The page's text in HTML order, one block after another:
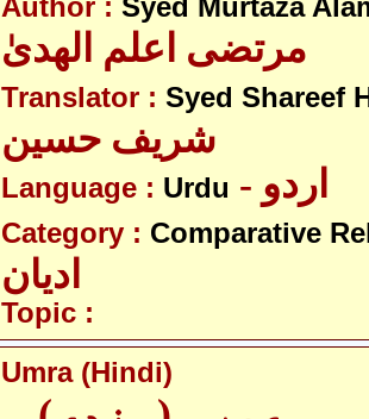
Author : Syed Murtaza
مرتضی اعلم الھدیٰ
Translator : Syed Shareef
شریف حسین
Language : Urdu - اردو
Category : Comparative
ادیان
Topic :
Umra (Hindi)